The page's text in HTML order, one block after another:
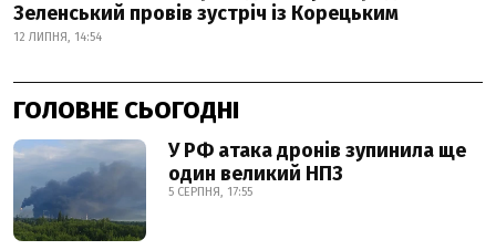
Зеленський провів зустріч із Корецьким
12 ЛИПНЯ, 14:54
ГОЛОВНЕ СЬОГОДНІ
У РФ атака дронів зупинила ще
один великий НПЗ
5 СЕРПНЯ, 17:55